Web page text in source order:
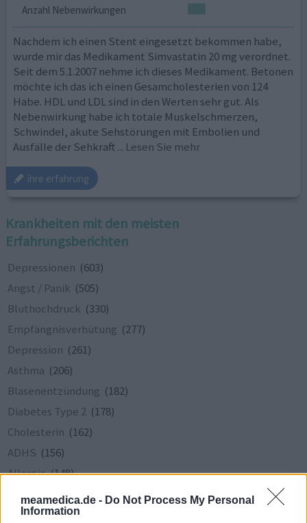
meamedica.de - Do Not Process My Personal
Information
Anzahl Nebenwirkungen
Nachdem ich einen Stent eingesetzt bekommen habe,
wurde mir das Medikament Simvastatin 20 mg verordnet.
Seit dem 5.1.2007 nehme ich dieses Medikament. Betonen
möchte ich das ich einen Gesamcholesterien von 124
Habe. HDL und LDL sind in den Werten sehr gut. Als
Nebenwirkung habe ich totale Muskelschmerzen,
Schwindel, akute Sehstörungen mit Embolien und
Ausfälle der Sehkraft... Lesen Sie mehr
ihre erfahrung
Krankheiten mit den meisten
Erfahrungsberichten
Depressionen (603)
Angst / Panik (505)
Bluthochdruck (330)
Empfängnisverhütung (277)
Depression (261)
Asthma (206)
Blasenentzündung (182)
Diabetes Type 2 (178)
Cholesterin (162)
ADHS (156)
Allergie(148)
Schlaflosigkeit
(142)
Angst(128)